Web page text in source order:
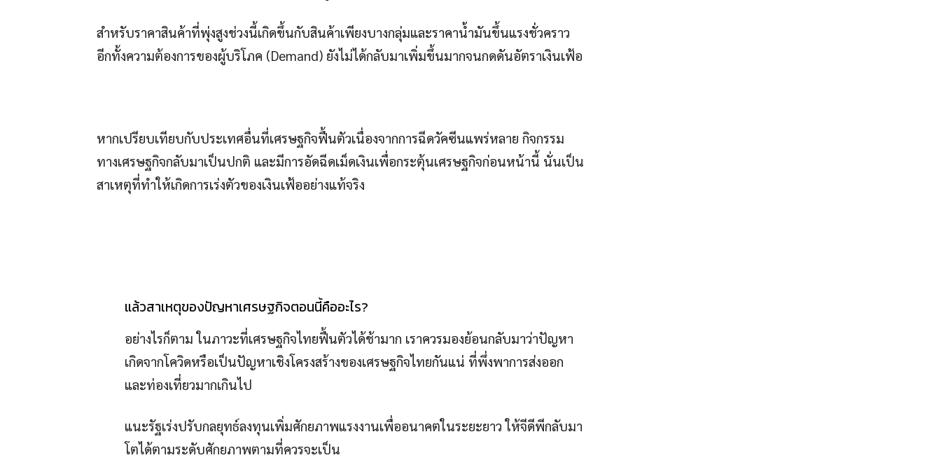
สำหรับราคาสินค้าที่พุ่งสูงช่วงนี้เกิดขึ้นกับสินค้าเพียงบางกลุ่มและราคาน้ำมันขึ้นแรงชั่วคราว
อีกทั้งความต้องการของผู้บริโภค (Demand) ยังไม่ได้กลับมาเพิ่มขึ้นมากจนกดดันอัตราเงินเฟ้อ
หากเปรียบเทียบกับประเทศอื่นที่เศรษฐกิจฟื้นตัวเนื่องจากการฉีดวัคซีนแพร่หลาย กิจกรรม
ทางเศรษฐกิจกลับมาเป็นปกติ และมีการอัดฉีดเม็ดเงินเพื่อกระตุ้นเศรษฐกิจก่อนหน้านี้ นั่นเป็น
สาเหตุที่ทำให้เกิดการเร่งตัวของเงินเฟ้ออย่างแท้จริง
แล้วสาเหตุของปัญหาเศรษฐกิจตอนนี้คืออะไร?
อย่างไรก็ตาม ในภาวะที่เศรษฐกิจไทยฟื้นตัวได้ช้ามาก เราควรมองย้อนกลับมาว่าปัญหา
เกิดจากโควิดหรือเป็นปัญหาเชิงโครงสร้างของเศรษฐกิจไทยกันแน่ ที่พึ่งพาการส่งออก
และท่องเที่ยวมากเกินไป
แนะรัฐเร่งปรับกลยุทธ์ลงทุนเพิ่มศักยภาพแรงงานเพื่ออนาคตในระยะยาว ให้จีดีพีกลับมา
โตได้ตามระดับศักยภาพตามที่ควรจะเป็น